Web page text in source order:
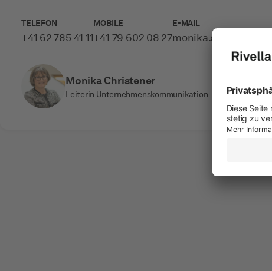
Monika Christener
Leiterin Unternehmenskommunikation
TELEFON
+41 62 785 41 11
MOBILE
+41 79 602 08 27
E-MAIL